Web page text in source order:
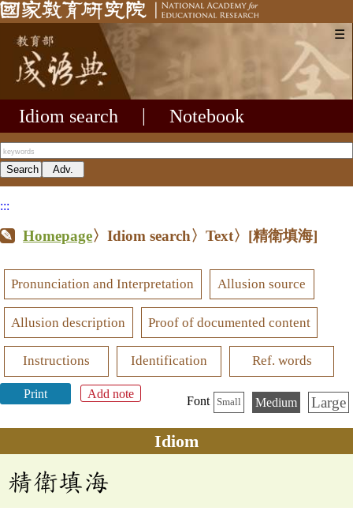
☰
Idiom search Notebook
:::
Homepage〉Idiom search〉Text〉 [精衛填海]
Pronunciation and Interpretation Allusion source
Allusion description Proof of documented content
Instructions Identification Ref. words
Print Add note
Font Small Medium Large
Idiom
精衛填海